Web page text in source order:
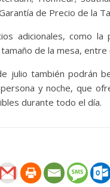
de Precio de la
adicionales, como
de la mesa,
julio también podrán
y noche, que
durante todo el día.